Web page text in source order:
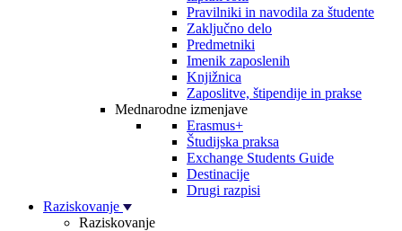
Pravilniki in navodila za študente
Zaključno delo
Predmetniki
Imenik zaposlenih
Knjižnica
Zaposlitve, štipendije in prakse
Mednarodne izmenjave
Erasmus+
Študijska praksa
Exchange Students Guide
Destinacije
Drugi razpisi
Raziskovanje
Raziskovanje